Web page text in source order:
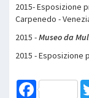
2015- Esposizione
Carpenedo -
2015 -Museo da
2015 - Esposizione
Facebook